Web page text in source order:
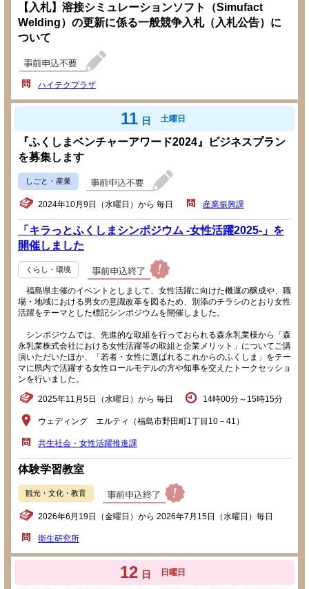
【入札】溶接シミュレーションソフト（Simufact
Welding）の更新に係る一般競争入札（入札公告）に
ついて
ハイテクプラザ
11 日 土曜日
『ふくしまベンチャーアワード2024』ビジネスプラン
を募集します
しごと・産業
2024年10月9日（水曜日）から 毎日 産業振興課
「キラっとふくしまシンポジウム -女性活躍2025-」を
開催しました
くらし・環境
福島県主催のイベントとしまして、女性活躍に向けた機運の醸成や、職
場・地域における男女の意識改革を図るため、別添のチラシのとおり女性
活躍をテーマとした標記シンポジウムを開催しました。
シンポジウムでは、先進的な取組を行っておられる森永乳業様から「森
永乳業株式会社における女性活躍等の取組と企業メリット」についてご講
演いただいたほか、「若者・女性に選ばれるこれからのふくしま」をテー
マに県内で活躍する女性ロールモデルの方や知事を交えたトークセッショ
ンを行いました。
2025年11月5日（水曜日）から 毎日 14時00分～15時15分
ウェディング エルティ（福島市野田町1丁目10－41）
共生社会・女性活躍推進課
体験学習教室
観光・文化・教育
2026年6月19日（金曜日）から 2026年7月15日（水曜日）毎日
衛生研究所
12 日 日曜日